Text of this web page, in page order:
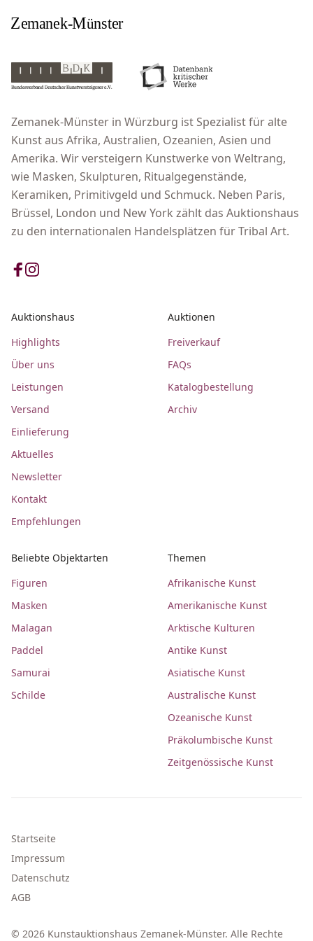
Zemanek-Münster in Würzburg ist Spezialist für alte
Kunst aus Afrika, Australien, Ozeanien, Asien und
Amerika. Wir versteigern Kunstwerke von Weltrang,
wie Masken, Skulpturen, Ritualgegenstände,
Keramiken, Primitivgeld und Schmuck. Neben Paris,
Brüssel, London und New York zählt das Auktionshaus
zu den internationalen Handelsplätzen für Tribal Art.
Auktionshaus
Highlights
Über uns
Leistungen
Versand
Einlieferung
Aktuelles
Newsletter
Kontakt
Empfehlungen
Auktionen
Freiverkauf
FAQs
Katalogbestellung
Archiv
Beliebte Objektarten
Figuren
Masken
Malagan
Paddel
Samurai
Schilde
Themen
Afrikanische Kunst
Amerikanische Kunst
Arktische Kulturen
Antike Kunst
Asiatische Kunst
Australische Kunst
Ozeanische Kunst
Präkolumbische Kunst
Zeitgenössische Kunst
Startseite
Impressum
Datenschutz
AGB
© 2026 Kunstauktionshaus Zemanek-Münster. Alle Rechte